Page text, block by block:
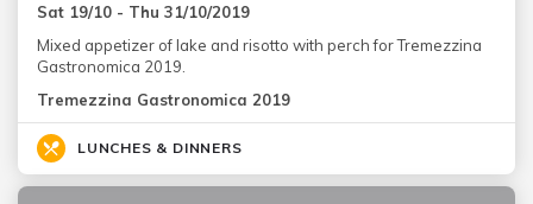
Sat 19/10 - Thu 31/10/2019
Mixed appetizer of lake and risotto with perch for Tremezzina
Gastronomica 2019.
Tremezzina Gastronomica 2019
LUNCHES & DINNERS